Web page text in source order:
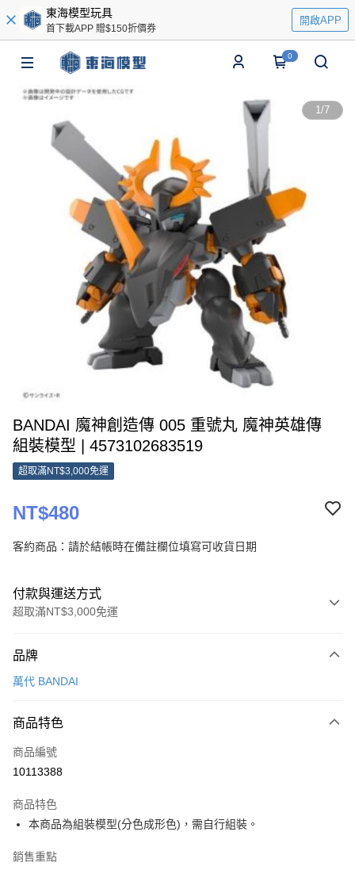
東海模型玩具
首下載APP 贈$150折價券
開啟APP
0
1/7
BANDAI 魔神創造傳 005 重號丸 魔神英雄傳
組裝模型 | 4573102683519
超取滿NT$3,000免運
NT$480
客約商品：請於結帳時在備註欄位填寫可收貨日期
付款與運送方式
超取滿NT$3,000免運
信用卡一次付款
Apple Pay
Google Pay
大哥付你分期
相關說明
【大哥付你分期使用說明】
1.本服務由台灣大哥大提供，台灣大哥大用戶可立即使用無須另外申請。
ATM付款
品牌
萬代 BANDAI
商品特色
商品編號
10113388
商品特色
本商品為組裝模型(分色成形色)，需自行組裝。
銷售重點